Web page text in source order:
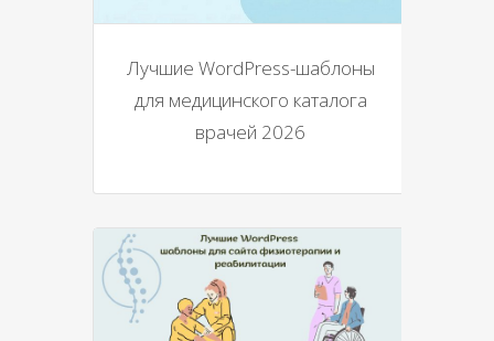
Лучшие WordPress-шаблоны
для медицинского каталога
врачей 2026